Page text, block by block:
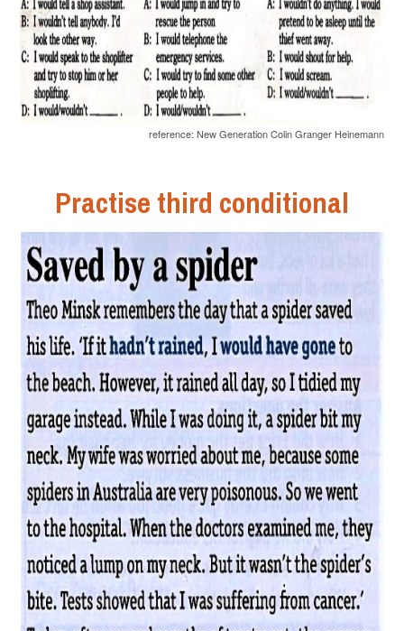
reference: New Generation Colin Granger Heinemann
Practise third conditional